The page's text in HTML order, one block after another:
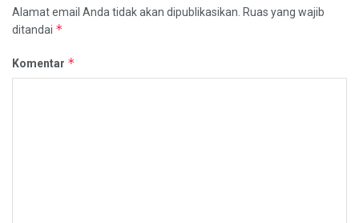
Alamat email Anda tidak akan dipublikasikan. Ruas yang wajib
ditandai *
Komentar *